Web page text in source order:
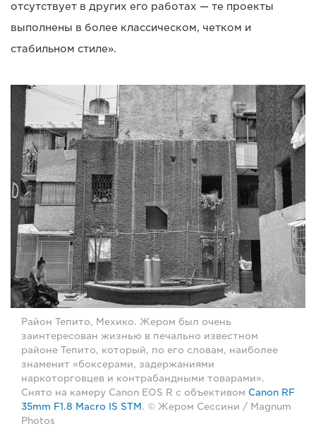
отсутствует в других его работах — те проекты
выполнены в более классическом, четком и
стабильном стиле».
Район Тепито, Мехико. Жером был очень
заинтересован жизнью в печально известном
районе Тепито, который, по его словам, наиболее
знаменит «боксерами, задержаниями
наркоторговцев и контрабандными товарами».
Снято на камеру Canon EOS R с объективом Canon RF
35mm F1.8 Macro IS STM . © Жером Сессини / Magnum
Photos